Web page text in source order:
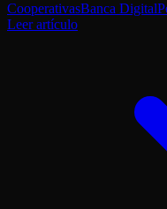
CooperativasBanca Digital
Leer artículo